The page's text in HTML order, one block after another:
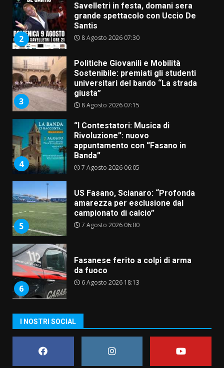
2
Savelletri in festa, domani sera
grande spettacolo con Uccio De
Santis
8 Agosto 2026 07:30
3
Politiche Giovanili e Mobilità
Sostenibile: premiati gli studenti
universitari del bando “La strada
giusta”
8 Agosto 2026 07:15
4
“I Contestatori: Musica di
Rivoluzione”: nuovo
appuntamento con “Fasano in
Banda”
7 Agosto 2026 06:05
5
US Fasano, Scianaro: “Profonda
amarezza per esclusione dal
campionato di calcio”
7 Agosto 2026 06:00
6
Fasanese ferito a colpi di arma
da fuoco
6 Agosto 2026 18:13
di aperture straordinarie del
Comune di Fasano
6 Agosto 2026 14:16
I NOSTRI SOCIAL